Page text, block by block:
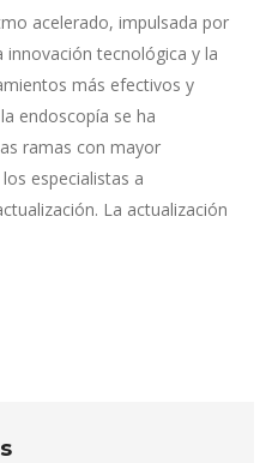
acelerado, impulsada por
innovación tecnológica y la
más efectivos y
endoscopía se ha
ramas con mayor
especialistas a
La actualización